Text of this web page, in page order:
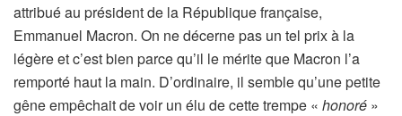
attribué au président de la République française,
Emmanuel Macron. On ne décerne pas un tel prix à la
légère et c’est bien parce qu’il le mérite que Macron l’a
remporté haut la main. D’ordinaire, il semble qu’une petite
gêne empêchait de voir un élu de cette trempe « honoré »